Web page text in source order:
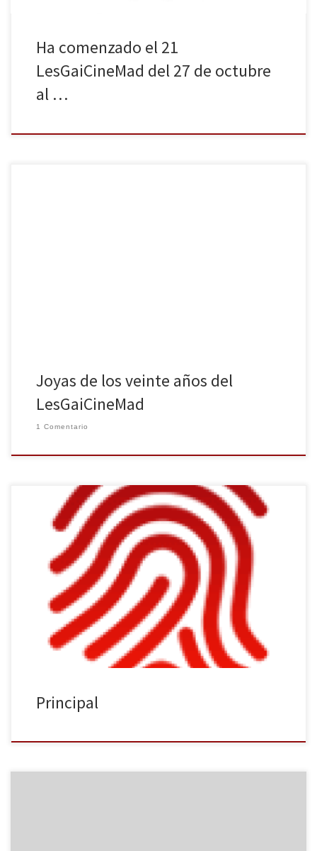
Ha comenzado el 21
LesGaiCineMad del 27 de octubre
al …
Joyas de los veinte años del
LesGaiCineMad
1 Comentario
Últimas Publicaciones en La huella Digital 0 Cultura ‘Bestias’ o el
despertar de Filomela Posted onmartes, 9 | mayo | 2023jueves, 11
| mayo | 2023 0 Cultura ‘Azami’, regreso al amor de Mitsuko Posted
onlunes, 17 | abril | 2023lunes, 17 | abril | 2023 0 Cultura El futuro
Principal